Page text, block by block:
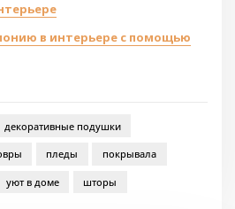
в интерьере с помощью
декоративные подушки
пледы покрывала
уют в доме шторы